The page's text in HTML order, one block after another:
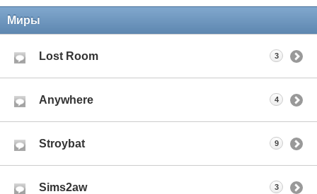
Миры
Lost Room 3
Anywhere 4
Stroybat 9
Sims2aw 3